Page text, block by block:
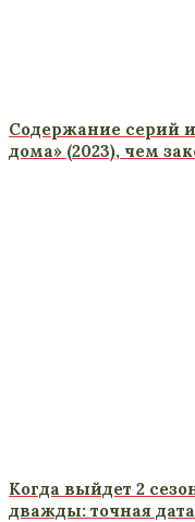
Содержание серий
дома» (2023), чем
Когда выйдет 2
дважды: точная